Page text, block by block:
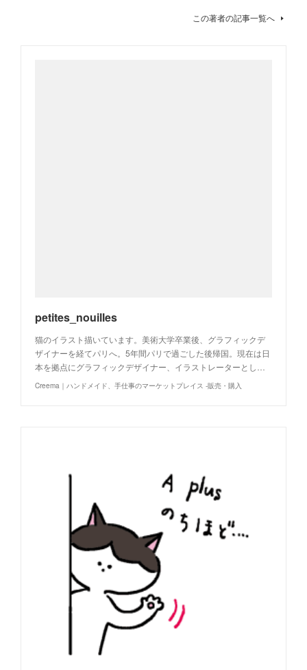
この著者の記事一覧へ
petites_nouilles
猫のイラスト描いています。美術大学卒業後、グラフィックデ
ザイナーを経てパリへ。5年間パリで過ごした後帰国。現在は日
本を拠点にグラフィックデザイナー、イラストレーターとし…
Creema｜ハンドメイド、手仕事のマーケットプレイス -販売・購入